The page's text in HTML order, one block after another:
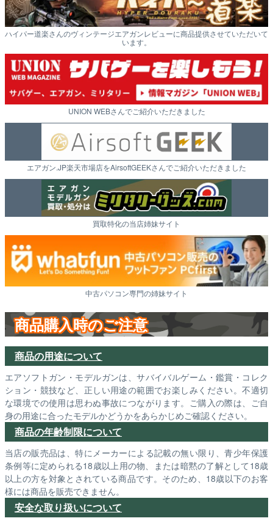
ハイパー道楽さんのヴィンテージエアガンレビューに商品提供させていただいて
います。
UNION WEBさんでご紹介いただきました
エアガン.JP楽天市場店をAirsoftGEEKさんでご紹介いただきました
買取特化の当店姉妹サイト
中古パソコン専門の姉妹サイト
商品購入時のご注意
商品の用途について
エアソフトガン・モデルガンは、サバイバルゲーム・鑑賞・コレク
ション・競技など、正しい用途の範囲でお楽しみください。不適切
な環境での使用は思わぬ事故につながります。ご購入の際は、ご自
身の用途に合ったモデルかどうかをあらかじめご確認ください。
商品の年齢制限について
当店の販売品は、特にメーカーによる記載の無い限り、青少年保護
条例等に定められる18歳以上用の物、または暗黙の了解として18歳
以上の方を対象とされている商品です。そのため、18歳以下のお客
様には商品を販売できません。
安全な取り扱いについて